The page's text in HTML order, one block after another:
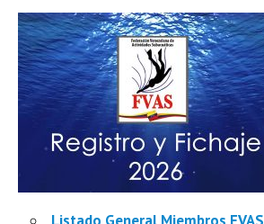
Listado General Miembros FVAS